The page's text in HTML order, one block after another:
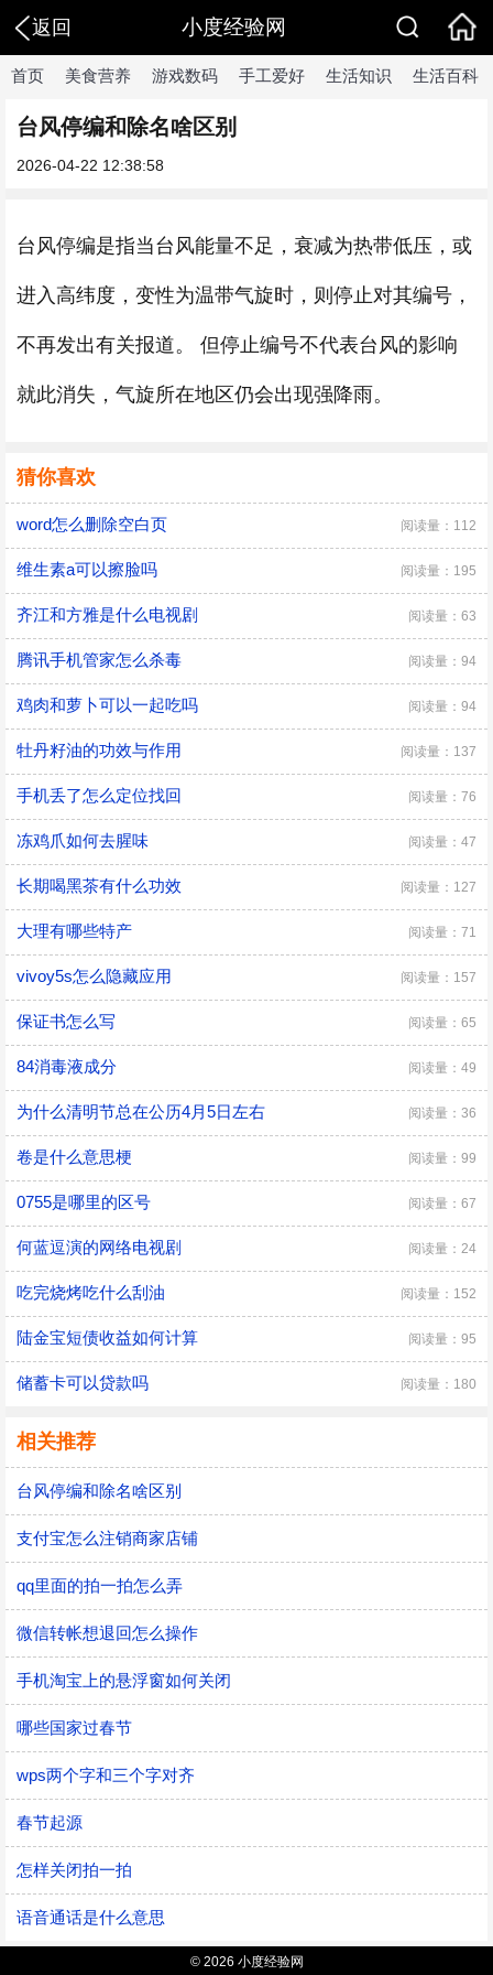
返回 小度经验网
首页 美食营养 游戏数码 手工爱好 生活知识 生活百科
台风停编和除名啥区别
2026-04-22 12:38:58
台风停编是指当台风能量不足，衰减为热带低压，或
进入高纬度，变性为温带气旋时，则停止对其编号，
不再发出有关报道。 但停止编号不代表台风的影响
就此消失，气旋所在地区仍会出现强降雨。
猜你喜欢
word怎么删除空白页 阅读量：112
维生素a可以擦脸吗 阅读量：195
齐江和方雅是什么电视剧 阅读量：63
腾讯手机管家怎么杀毒 阅读量：94
鸡肉和萝卜可以一起吃吗 阅读量：94
牡丹籽油的功效与作用 阅读量：137
手机丢了怎么定位找回 阅读量：76
冻鸡爪如何去腥味 阅读量：47
长期喝黑茶有什么功效 阅读量：127
大理有哪些特产 阅读量：71
vivoy5s怎么隐藏应用 阅读量：157
保证书怎么写 阅读量：65
84消毒液成分 阅读量：49
为什么清明节总在公历4月5日左右 阅读量：36
卷是什么意思梗 阅读量：99
0755是哪里的区号 阅读量：67
何蓝逗演的网络电视剧 阅读量：24
吃完烧烤吃什么刮油 阅读量：152
陆金宝短债收益如何计算 阅读量：95
储蓄卡可以贷款吗 阅读量：180
相关推荐
台风停编和除名啥区别
支付宝怎么注销商家店铺
qq里面的拍一拍怎么弄
微信转帐想退回怎么操作
手机淘宝上的悬浮窗如何关闭
哪些国家过春节
wps两个字和三个字对齐
春节起源
怎样关闭拍一拍
语音通话是什么意思
© 2026 小度经验网